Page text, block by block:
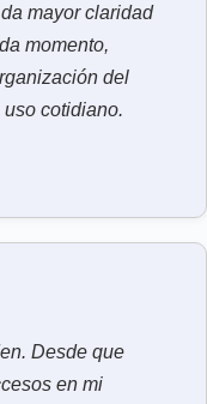
mayor claridad
momento,
del
cotidiano.
Desde que
en mi